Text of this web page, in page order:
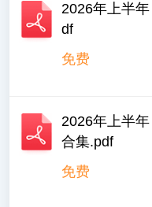
2026年上半
df
免费
2026年上半
合集.pdf
免费